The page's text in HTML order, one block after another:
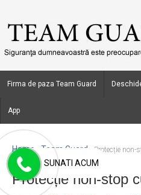
Firma de paza Team Guard
App
Home Team Guard Protecție non-
Protecție non-stop
SUNATI ACUM